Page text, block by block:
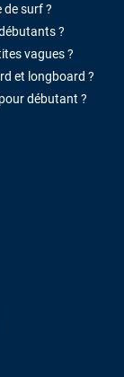
de surf ?
?
vagues ?
et longboard ?
débutant ?